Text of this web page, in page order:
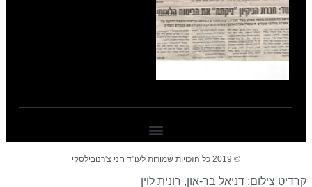
צילום: דניאל בר-און, רונית לוין